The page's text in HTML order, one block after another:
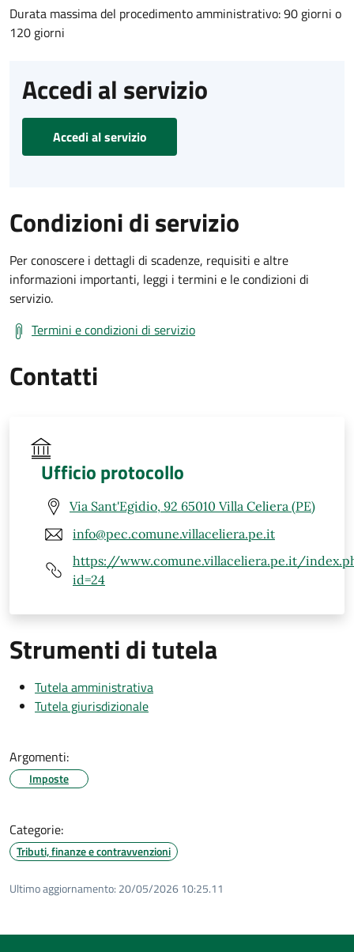
Durata massima del procedimento amministrativo: 90 giorni o
120 giorni
Accedi al servizio
Accedi al servizio
Condizioni di servizio
Per conoscere i dettagli di scadenze, requisiti e altre
informazioni importanti, leggi i termini e le condizioni di
servizio.
Termini e condizioni di servizio
Contatti
Ufficio protocollo
Via Sant'Egidio, 92 65010 Villa Celiera (PE)
info@pec.comune.villaceliera.pe.it
https://www.comune.villaceliera.pe.it/
id=24
Strumenti di tutela
Tutela amministrativa
Tutela giurisdizionale
Argomenti:
Imposte
Categorie:
Tributi, finanze e contravvenzioni
Ultimo aggiornamento: 20/05/2026 10:25.11